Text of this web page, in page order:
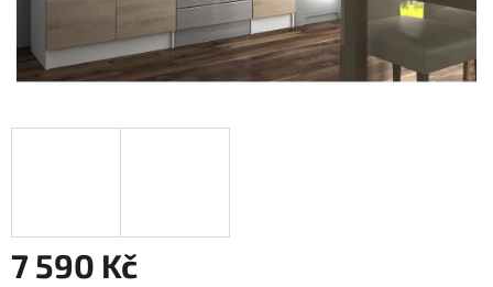
7 590 Kč